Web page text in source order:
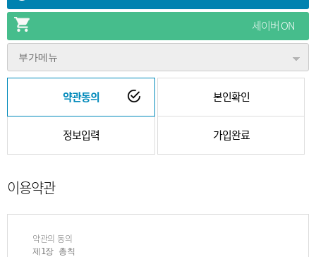
세이버 ON
부가메뉴
약관동의 본인확인
정보입력 가입완료
이용약관
약관의 동의
제1장 총칙